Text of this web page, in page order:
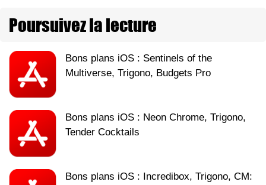
Poursuivez la lecture
Bons plans iOS : Sentinels of the
Multiverse, Trigono, Budgets Pro
Bons plans iOS : Neon Chrome, Trigono,
Tender Cocktails
Bons plans iOS : Incredibox, Trigono, CM: